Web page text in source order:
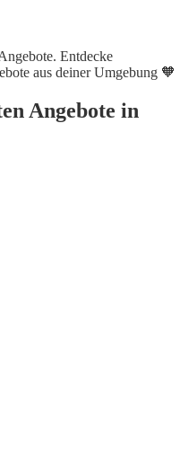
Entdecke
aus deiner Umgebung 🧡
Angebote in